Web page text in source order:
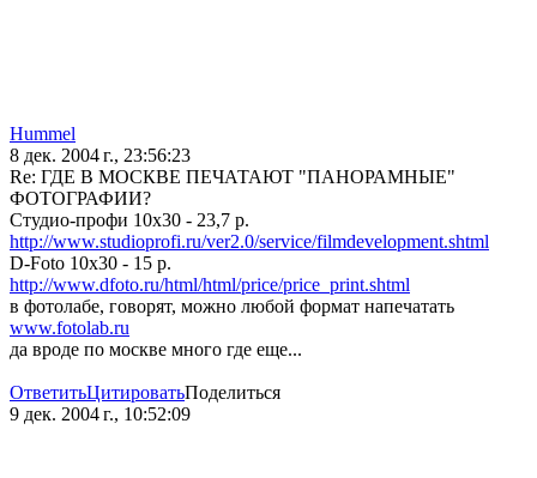
Hummel
8 дек. 2004 г., 23:56:23
Re: ГДЕ В МОСКВЕ ПЕЧАТАЮТ "ПАНОРАМНЫЕ"
ФОТОГРАФИИ?
Студио-профи 10х30 - 23,7 р.
http://www.studioprofi.ru/ver2.0/service/filmdevelopment.shtml
D-Foto 10х30 - 15 р.
http://www.dfoto.ru/html/html/price/price_print.shtml
в фотолабе, говорят, можно любой формат напечатать
www.fotolab.ru
да вроде по москве много где еще...
ОтветитьЦитироватьПоделиться
9 дек. 2004 г., 10:52:09